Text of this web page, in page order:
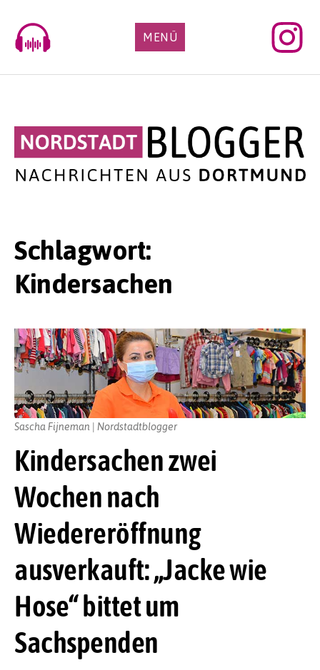
content
MENÜ
Schlagwort:
Kindersachen
Kindersachen zwei
Wochen nach
Wiedereröffnung
ausverkauft: „Jacke wie
Hose“ bittet um
Sachspenden
Sascha Fijneman | Nordstadtblogger